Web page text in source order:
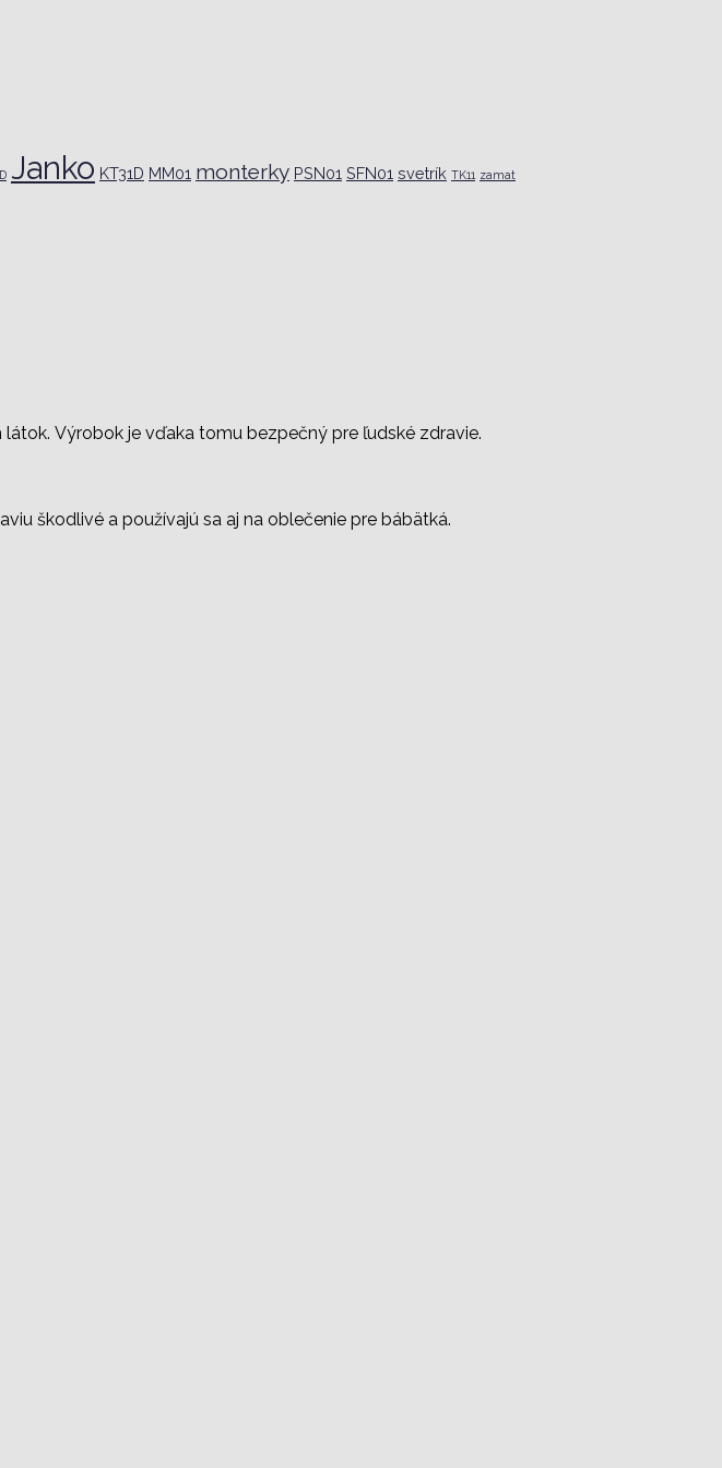
Janko KT31D MM01 monterky PSN01 SFN01 svetrík TK11 zamat
Výrobok je vďaka tomu bezpečný pre ľudské zdravie.
škodlivé a používajú sa aj na oblečenie pre bábätká.